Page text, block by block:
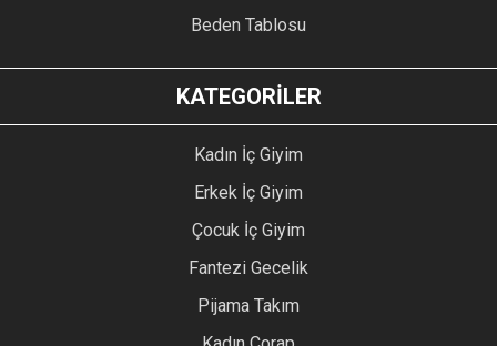
Beden Tablosu
KATEGORİLER
Kadın İç Giyim
Erkek İç Giyim
Çocuk İç Giyim
Fantezi Gecelik
Pijama Takım